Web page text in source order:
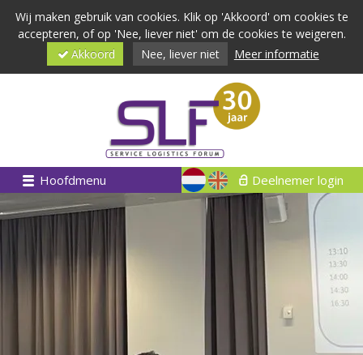
Wij maken gebruik van cookies. Klik op 'Akkoord' om cookies te
accepteren, of op 'Nee, liever niet' om de cookies te weigeren.
Akkoord
Nee, liever niet Meer informatie
Hoofdmenu Deelnemer login